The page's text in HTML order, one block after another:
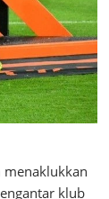
menaklukkan
klub